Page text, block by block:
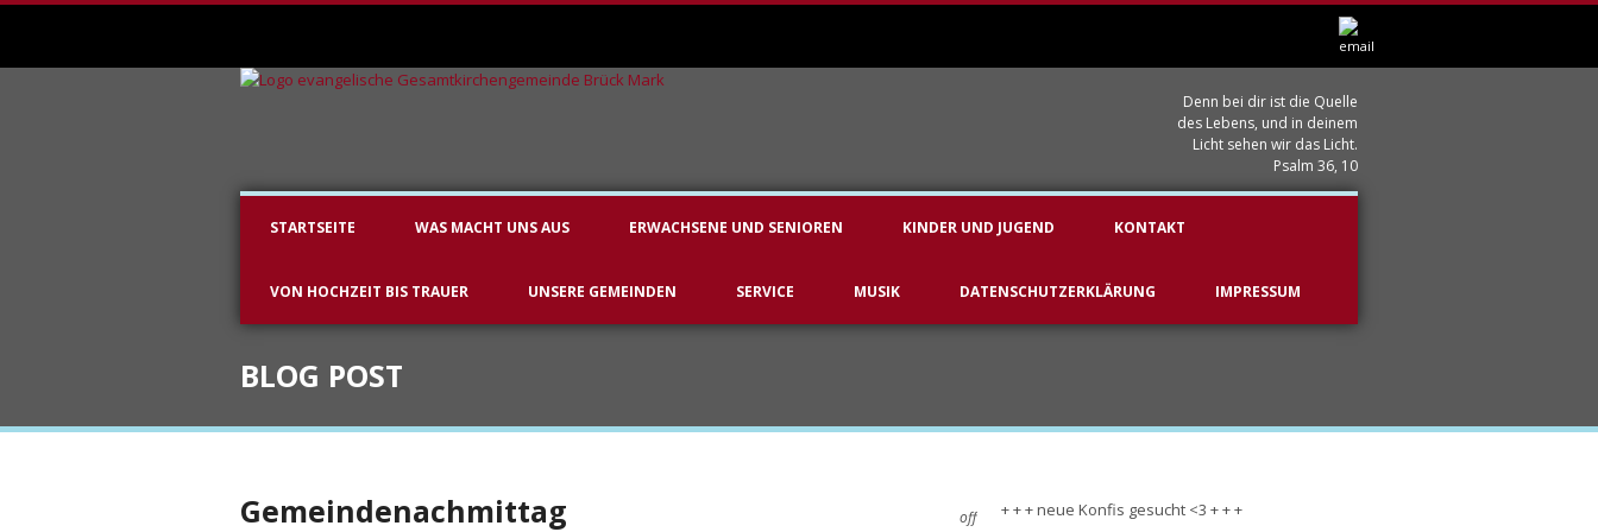
Denn bei dir ist die Quelle
des Lebens, und in deinem
Licht sehen wir das Licht.
Psalm 36, 10
STARTSEITE WAS MACHT UNS AUS ERWACHSENE UND SENIOREN KINDER UND JUGEND KONTAKT
VON HOCHZEIT BIS TRAUER UNSERE GEMEINDEN SERVICE MUSIK DATENSCHUTZERKLÄRUNG IMPRESSUM
BLOG POST
off
Gemeindenachmittag + + + neue Konfis gesucht <3 + + +